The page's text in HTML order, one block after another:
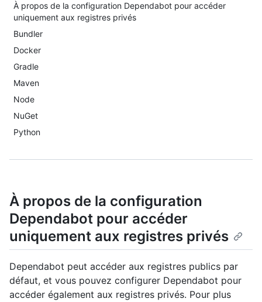
À propos de la configuration Dependabot pour accéder
uniquement aux registres privés
Bundler
Docker
Gradle
Maven
Node
NuGet
Python
À propos de la configuration
Dependabot pour accéder
uniquement aux registres privés
Dependabot peut accéder aux registres publics par
défaut, et vous pouvez configurer Dependabot pour
accéder également aux registres privés. Pour plus